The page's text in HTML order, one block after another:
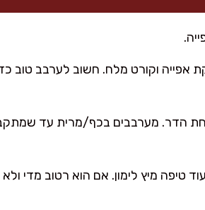
וקורט מלח. חשוב לערבב טוב
פריחת הדר. מערבבים בכף/מרית עד
טיפה מיץ לימון. אם הוא רטוב מדי ולא